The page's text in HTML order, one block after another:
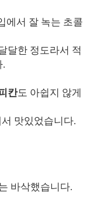
에서 잘 녹는 초콜
달한 정도라서 적
.
칸도 아쉽지 않게
맛있었습니다.
바삭했습니다.